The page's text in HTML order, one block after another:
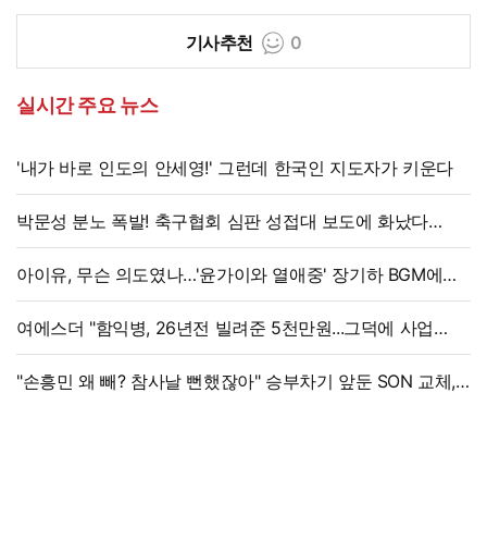
기사추천 0
실시간 주요 뉴스
'내가 바로 인도의 안세영!' 그런데 한국인 지도자가 키운다
박문성 분노 폭발! 축구협회 심판 성접대 보도에 화났다
"국제 문제로 비화될 수 있어"
아이유, 무슨 의도였나…'윤가이와 열애중' 장기하 BGM에
의견분분
여에스더 "함익병, 26년전 빌려준 5천만원...그덕에 사업
시작"
"손흥민 왜 빼? 참사날 뻔했잖아" 승부차기 앞둔 SON 교체,